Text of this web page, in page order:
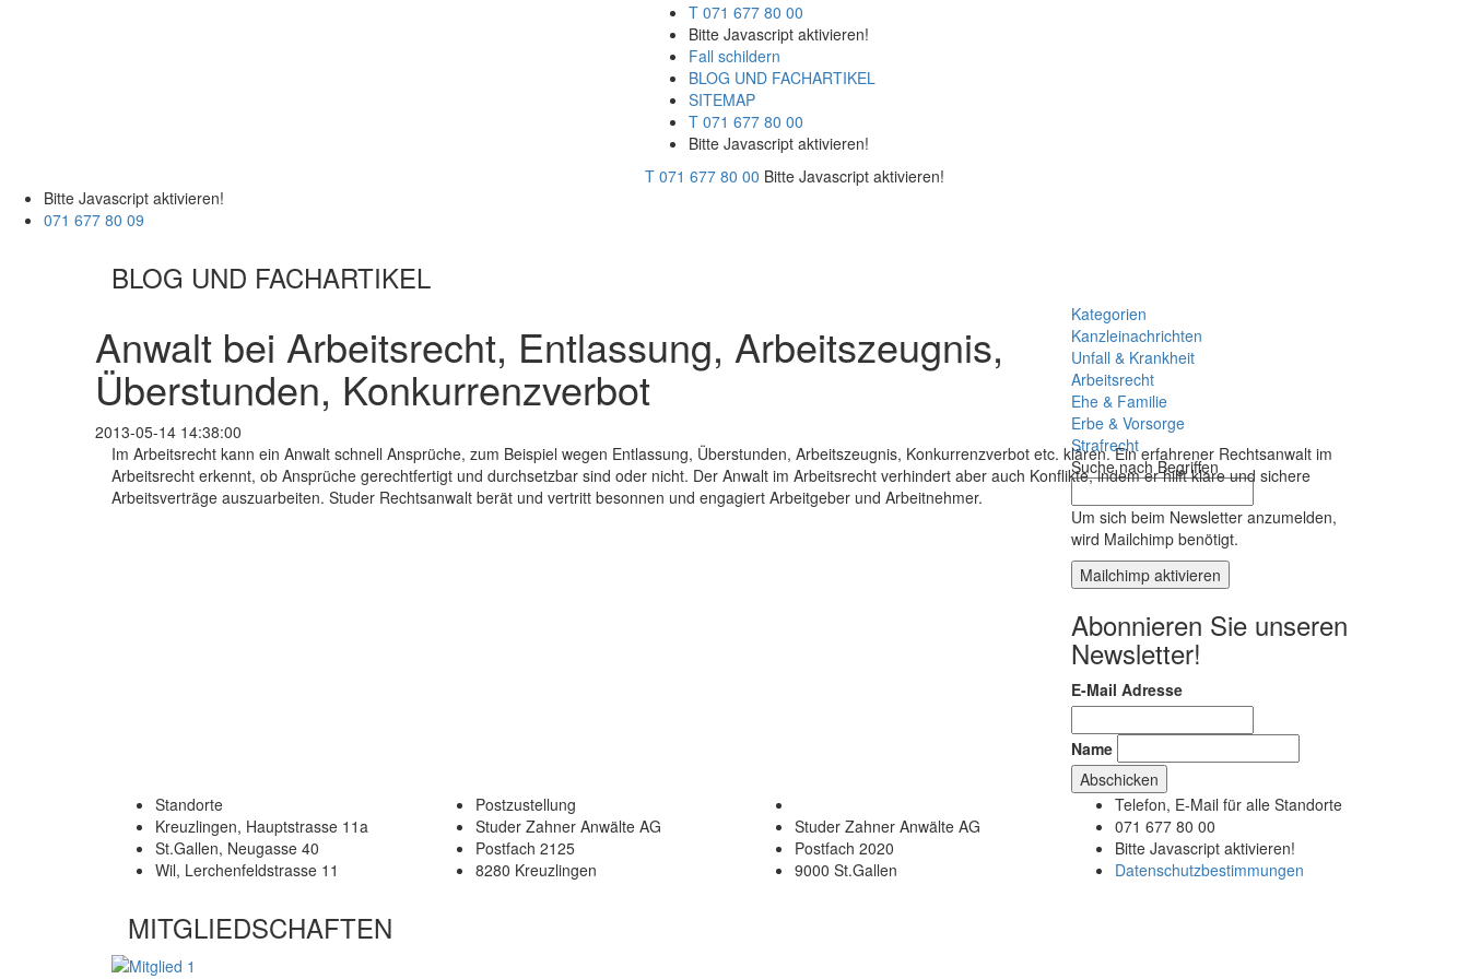
T 071 677 80 00
Bitte Javascript aktivieren!
Fall schildern
BLOG UND FACHARTIKEL
SITEMAP
T 071 677 80 00
Bitte Javascript aktivieren!
T 071 677 80 00 Bitte Javascript aktivieren!
Bitte Javascript aktivieren!
071 677 80 09
BLOG UND FACHARTIKEL
Kategorien
Kanzleinachrichten
Unfall & Krankheit
Arbeitsrecht
Ehe & Familie
Erbe & Vorsorge
Strafrecht
Suche nach Begriffen
Um sich beim Newsletter anzumelden,
wird Mailchimp benötigt.
Mailchimp aktivieren
Abonnieren Sie unseren
Newsletter!
E-Mail Adresse
Name
Anwalt bei Arbeitsrecht, Entlassung, Arbeitszeugnis,
Überstunden, Konkurrenzverbot
2013-05-14 14:38:00
Im Arbeitsrecht kann ein Anwalt schnell Ansprüche, zum Beispiel wegen Entlassung, Überstunden, Arbeitszeugnis, Konkurrenzverbot etc. klären. Ein erfahrener Rechtsanwalt im
Arbeitsrecht erkennt, ob Ansprüche gerechtfertigt und durchsetzbar sind oder nicht. Der Anwalt im Arbeitsrecht verhindert aber auch Konflikte, indem er hilft klare und sichere
Arbeitsverträge auszuarbeiten. Studer Rechtsanwalt berät und vertritt besonnen und engagiert Arbeitgeber und Arbeitnehmer.
Standorte
Kreuzlingen, Hauptstrasse 11a
St.Gallen, Neugasse 40
Wil, Lerchenfeldstrasse 11
Postzustellung
Studer Zahner Anwälte AG
Postfach 2125
8280 Kreuzlingen
Studer Zahner Anwälte AG
Postfach 2020
9000 St.Gallen
Telefon, E-Mail für alle Standorte
071 677 80 00
Bitte Javascript aktivieren!
Datenschutzbestimmungen
MITGLIEDSCHAFTEN